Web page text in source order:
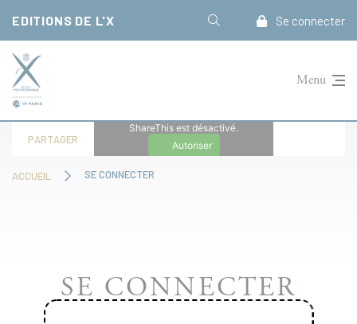
EDITIONS DE L'X Se connecter
Menu
ACCUEIL SE CONNECTER
PARTAGER
ShareThis est désactivé.
Autoriser
SE CONNECTER